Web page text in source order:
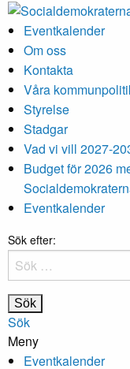
Eventkalender
Om oss
Kontakta
Våra
Styrelse
Stadgar
Vad vi vill 2027-
Budget för 2026
Eventkalender
Sök efter:
Sök
Meny
Eventkalender